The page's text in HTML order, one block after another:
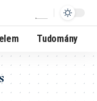
Tudomány